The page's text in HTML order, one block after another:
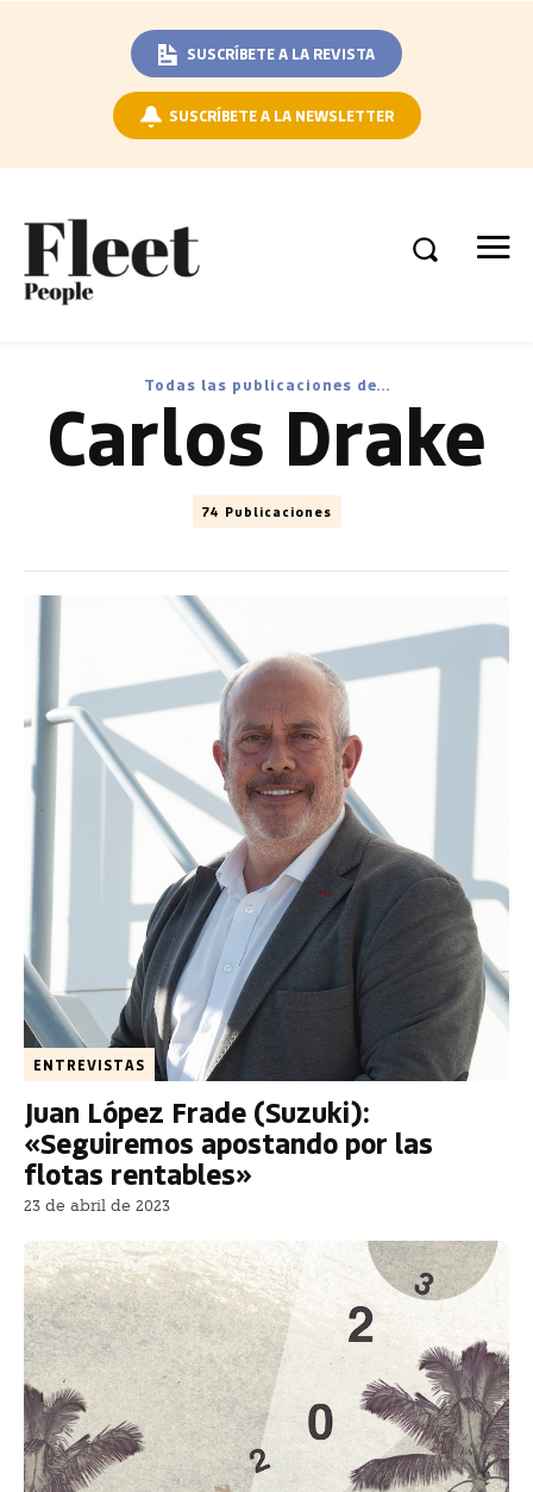
SUSCRÍBETE A LA REVISTA
SUSCRÍBETE A LA NEWSLETTER
Todas las publicaciones de...
Carlos Drake
74 Publicaciones
ENTREVISTAS
Juan López Frade (Suzuki):
«Seguiremos apostando por las
flotas rentables»
23 de abril de 2023